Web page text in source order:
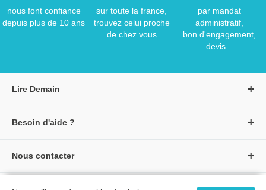
nous font confiance
depuis plus de 10 ans
sur toute la france,
trouvez celui proche
de chez vous
par mandat
administratif,
bon d'engagement,
devis...
Lire Demain
Créer un compte
Besoin d'aide ?
Nous contacter
Formulaire de contact